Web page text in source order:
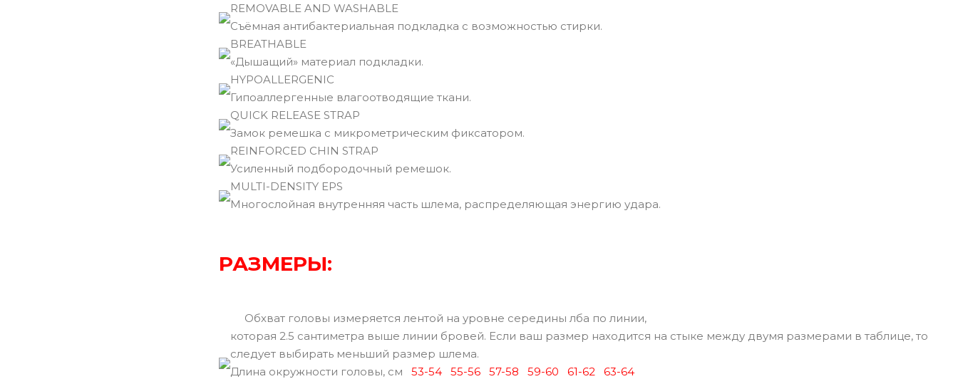
REMOVABLE AND WASHABLE
Съёмная антибактериальная подкладка с возможностью стирки.
BREATHABLE
«Дышащий» материал подкладки.
HYPOALLERGENIC
Гипоаллергенные влагоотводящие ткани.
QUICK RELEASE STRAP
Замок ремешка с микрометрическим фиксатором.
REINFORCED CHIN STRAP
Усиленный подбородочный ремешок.
MULTI-DENSITY EPS
Многослойная внутренняя часть шлема, распределяющая энергию удара.
РАЗМЕРЫ:
Обхват головы измеряется лентой на уровне середины лба по линии,
которая 2.5 сантиметра выше линии бровей. Если ваш размер находится на стыке между двумя размерами в таблице, то
следует выбирать меньший размер шлема.
Длина окружности головы, см
53-54 55-56 57-58 59-60 61-62 63-64